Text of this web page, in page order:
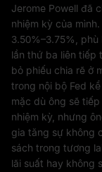
Jerome Powell đã
nhiệm kỳ của
3.50%–3.75%,
lần thứ ba liên tiếp
bỏ phiếu chia rẽ ở
trong nội bộ Fed
mặc dù ông sẽ
nhiệm kỳ, nhưng
gia tăng sự không
sách trong tương
lãi suất hay không